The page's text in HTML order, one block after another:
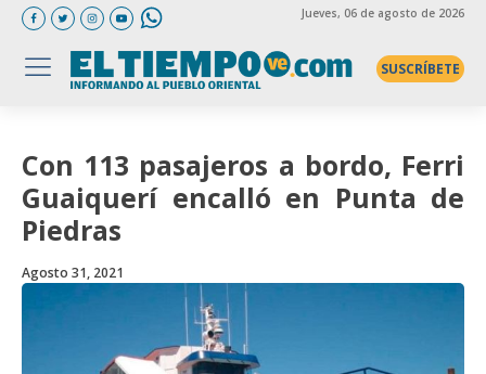
Jueves, 06 de agosto de 2026
SUSCRÍBETE
Con 113 pasajeros a bordo, Ferri
Guaiquerí encalló en Punta de
Piedras
Agosto 31, 2021